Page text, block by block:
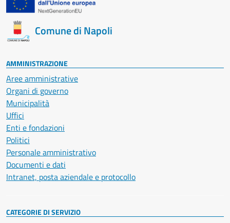
Comune di Napoli
AMMINISTRAZIONE
Aree amministrative
Organi di governo
Municipalità
Uffici
Enti e fondazioni
Politici
Personale amministrativo
Documenti e dati
Intranet, posta aziendale e protocollo
CATEGORIE DI SERVIZIO